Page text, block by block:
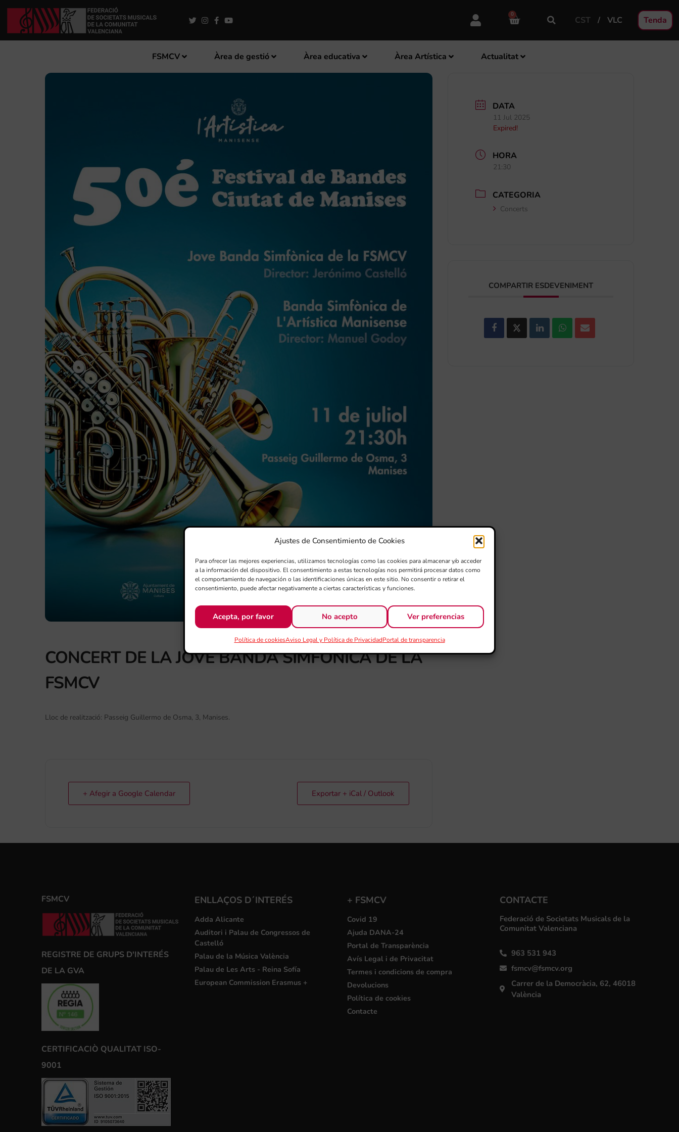
Ajustes de Consentimiento de Cookies
Para ofrecer las mejores experiencias, utilizamos tecnologías como las cookies para almacenar y/o acceder
a la información del dispositivo. El consentimiento a estas tecnologías nos permitirá procesar datos como
el comportamiento de navegación o las identificaciones únicas en este sitio. No consentir o retirar el
consentimiento, puede afectar negativamente a ciertas características y funciones.
Acepta, por favor No acepto Ver preferencias
Política de cookiesAviso Legal y Política de PrivacidadPortal de transparencia
0
CST VLC Tenda
FSMCV Àrea de gestió Àrea educativa Àrea Artística Actualitat
CONCERT DE LA JOVE BANDA SIMFÒNICA DE LA
FSMCV
Lloc de realització: Passeig Guillermo de Osma, 3, Manises.
+ Afegir a Google Calendar Exportar + iCal / Outlook
DATA
11 Jul 2025
Expired!
HORA
21:30
CATEGORIA
Concerts
COMPARTIR ESDEVENIMENT
FSMCV
REGISTRE DE GRUPS D'INTERÉS
DE LA GVA
CERTIFICACIÒ QUALITAT ISO-
9001
ENLLAÇOS D´INTERÉS
Adda Alicante
Auditori i Palau de Congressos de
Castelló
Palau de la Música València
Palau de Les Arts - Reina Sofía
European Commission Erasmus +
+ FSMCV
Covid 19
Ajuda DANA-24
Portal de Transparència
Avís Legal i de Privacitat
Termes i condicions de compra
Devolucions
Política de cookies
Contacte
CONTACTE
Federació de Societats Musicals de la
Comunitat Valenciana
963 531 943
fsmcv@fsmcv.org
Carrer de la Democràcia, 62, 46018
València